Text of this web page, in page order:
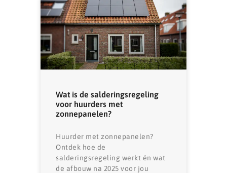
Wat is de salderingsregeling
voor huurders met
zonnepanelen?
Huurder met zonnepanelen?
Ontdek hoe de
salderingsregeling werkt én wat
de afbouw na 2025 voor jou